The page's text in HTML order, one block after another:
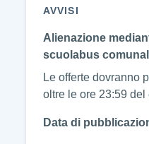
AVVISI
Alienazione
scuolabus
Le offerte dovranno
oltre le ore 23:59
Data di